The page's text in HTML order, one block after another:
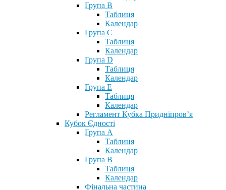
Група В
Таблиця
Календар
Група С
Таблиця
Календар
Група D
Таблиця
Календар
Група Е
Таблиця
Календар
Регламент Кубка Придніпров’я
Кубок Єдності
Група А
Таблиця
Календар
Група В
Таблиця
Календар
Фінальна частина